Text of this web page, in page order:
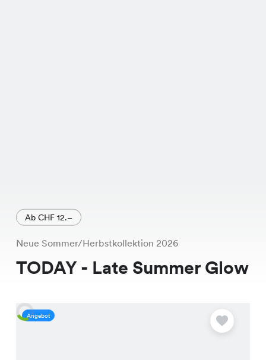
Ab CHF 12.–
Neue Sommer/Herbstkollektion 2026
TODAY - Late Summer Glow
Angebot